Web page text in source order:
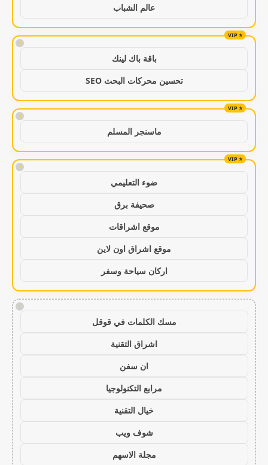
عالم الشباب
!
باقة باك لينك
تحسين محركات البحث SEO
!
ماسنجر المسلم
!
ضوء التعليمي
صحيفة برق
موقع اشراقات
موقع اشراق اون لاين
اركان سياحة وسفر
!
مسك الكلمات في قوقل
اشراق التقنية
ان سفن
مرابع التكنولوجيا
خيال التقنية
شوف ويب
مجلة الاسهم